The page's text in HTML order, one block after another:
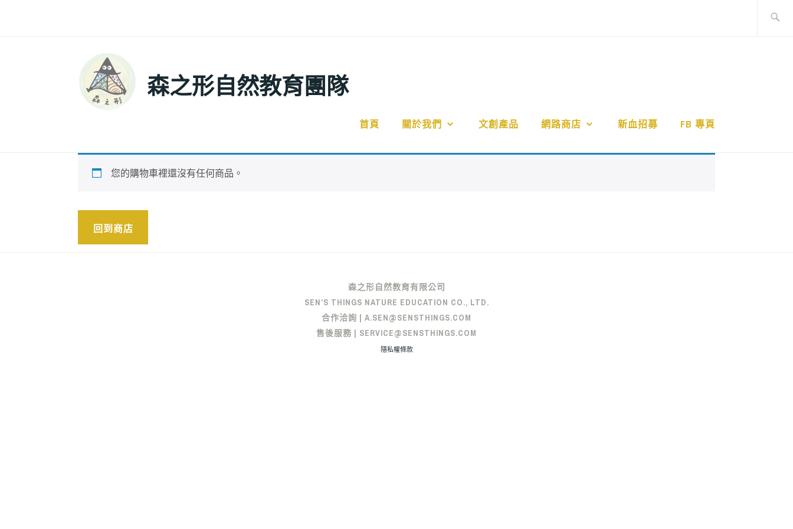
森之形自然教育團隊
首頁 關於我們 文創產品 網路商店 新血招募 FB 專頁
您的購物車裡還沒有任何商品。
回到商店
森之形自然教育有限公司
SEN’S THINGS NATURE EDUCATION CO., LTD.
合作洽詢 | A.SEN@SENSTHINGS.COM
售後服務 | SERVICE@SENSTHINGS.COM
隱私權條款